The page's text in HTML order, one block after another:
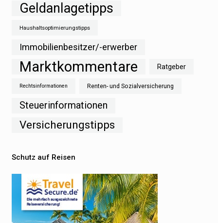
Geldanlagetipps
Haushaltsoptimierungstipps
Immobilienbesitzer/-erwerber
Marktkommentare Ratgeber
Rechtsinformationen Renten- und Sozialversicherung
Steuerinformationen
Versicherungstipps
Schutz auf Reisen